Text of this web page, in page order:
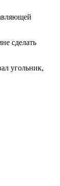
сделать
угольник,